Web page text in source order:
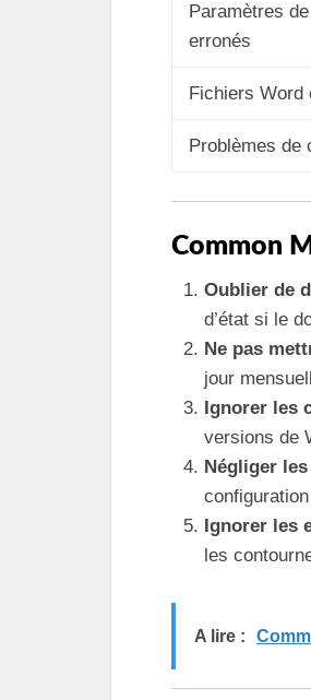
Paramètres
erronés
Fichiers Word
Problèmes de
Common
Oublier de
d’état si le
Ne pas
jour
Ignorer les
versions de
Négliger
Ignorer les
les
A lire :